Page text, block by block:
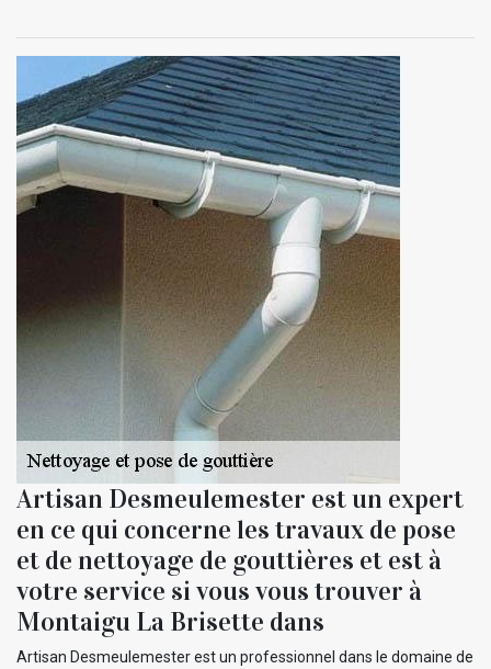
Artisan Desmeulemester est un expert
en ce qui concerne les travaux de pose
et de nettoyage de gouttières et est à
votre service si vous vous trouver à
Montaigu La Brisette dans
Artisan Desmeulemester est un professionnel dans le domaine de